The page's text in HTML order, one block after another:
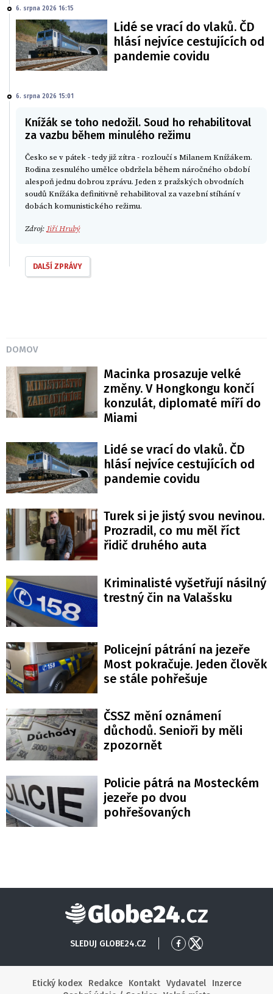
6. srpna 2026 16:15
Lidé se vrací do vlaků. ČD
hlásí nejvíce cestujících od
pandemie covidu
6. srpna 2026 15:01
Knížák se toho nedožil. Soud ho rehabilitoval
za vazbu během minulého režimu
Česko se v pátek - tedy již zítra - rozloučí s Milanem Knížákem.
Rodina zesnulého umělce obdržela během náročného období
alespoň jednu dobrou zprávu. Jeden z pražských obvodních
soudů Knížáka definitivně rehabilitoval za vazební stíhání v
dobách komunistického režimu.
Zdroj: Jiří Hrubý
DALŠÍ ZPRÁVY
DOMOV
Macinka prosazuje velké
změny. V Hongkongu končí
konzulát, diplomaté míří do
Miami
Lidé se vrací do vlaků. ČD
hlásí nejvíce cestujících od
pandemie covidu
Turek si je jistý svou nevinou.
Prozradil, co mu měl říct
řidič druhého auta
Kriminalisté vyšetřují násilný
trestný čin na Valašsku
Policejní pátrání na jezeře
Most pokračuje. Jeden člověk
se stále pohřešuje
ČSSZ mění oznámení
důchodů. Senioři by měli
zpozornět
Policie pátrá na Mosteckém
jezeře po dvou
pohřešovaných
Globe24
SLEDUJ GLOBE24.CZ
PřejítPřejít
Etický kodex
Redakce Kontakt Vydavatel
Inzerce